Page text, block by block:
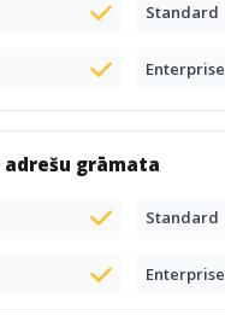
Standard
Enterprise
adrešu grāmata
Standard
Enterprise